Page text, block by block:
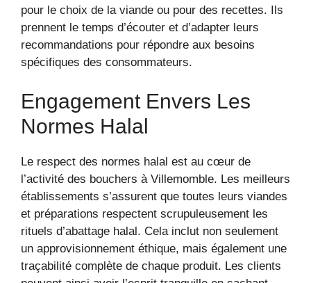
pour le choix de la viande ou pour des recettes. Ils
prennent le temps d’écouter et d’adapter leurs
recommandations pour répondre aux besoins
spécifiques des consommateurs.
Engagement Envers Les
Normes Halal
Le respect des normes halal est au cœur de
l’activité des bouchers à Villemomble. Les meilleurs
établissements s’assurent que toutes leurs viandes
et préparations respectent scrupuleusement les
rituels d’abattage halal. Cela inclut non seulement
un approvisionnement éthique, mais également une
traçabilité complète de chaque produit. Les clients